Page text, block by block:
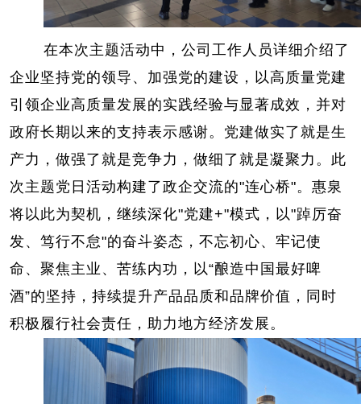
在本次主题活动中，公司工作人员详细介绍了
企业坚持党的领导、加强党的建设，以高质量党建
引领企业高质量发展的实践经验与显著成效，并对
政府长期以来的支持表示感谢。党建做实了就是生
产力，做强了就是竞争力，做细了就是凝聚力。此
次主题党日活动构建了政企交流的"连心桥"。惠泉
将以此为契机，继续深化"党建+"模式，以"踔厉奋
发、笃行不怠"的奋斗姿态，不忘初心、牢记使
命、聚焦主业、苦练内功， 以“酿造中国最好啤
酒”的坚持，持续提升产品品质和品牌价值，同时
积极履行社会责任，助力地方经济发展。